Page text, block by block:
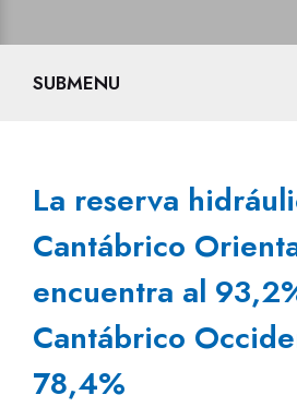
SUBMENU
La reserva
Cantábrico
encuentra al
Cantábrico
78,4%